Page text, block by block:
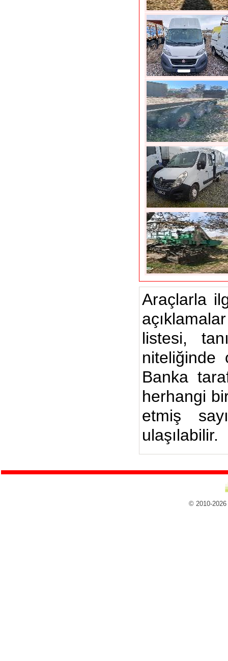
Araçlarla
listesi,
niteliğinde
Banka
herhangi
etmiş
ulaşılabilir.
© 2010-2026